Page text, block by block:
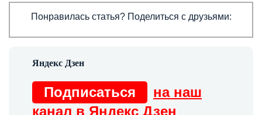
Понравилась статья? Поделиться с друзьями:
Подписаться
на наш
канал в Яндекс Дзен